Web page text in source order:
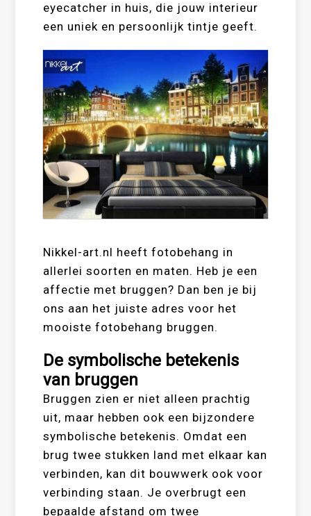
eyecatcher in huis, die jouw interieur
een uniek en persoonlijk tintje geeft.
Nikkel-art.nl heeft fotobehang in
allerlei soorten en maten. Heb je een
affectie met bruggen? Dan ben je bij
ons aan het juiste adres voor het
mooiste fotobehang bruggen.
De symbolische betekenis
van bruggen
Bruggen zien er niet alleen prachtig
uit, maar hebben ook een bijzondere
symbolische betekenis. Omdat een
brug twee stukken land met elkaar kan
verbinden, kan dit bouwwerk ook voor
verbinding staan. Je overbrugt een
bepaalde afstand om twee